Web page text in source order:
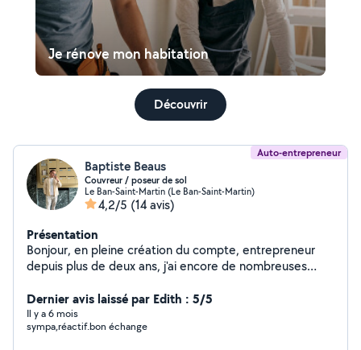
Je rénove mon habitation
Découvrir
Auto-entrepreneur
Baptiste Beaus
Couvreur / poseur de sol
Le Ban-Saint-Martin (Le Ban-Saint-Martin)
4,2/5 (14 avis)
Présentation
Bonjour, en pleine création du compte, entrepreneur
depuis plus de deux ans, j'ai encore de nombreuses
trous dans mon emploi du temps. Je reste à votre
disposition. Cordialement. Je me tiens disponible pour
tout type de travaux de couverture et de pose de tout
Dernier avis laissé par Edith : 5/5
Il y a 6 mois
sympa,réactif.bon échange